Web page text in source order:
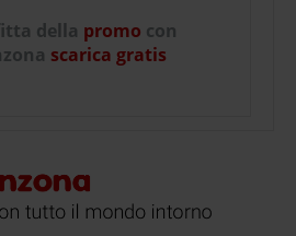
della promo con
scarica gratis